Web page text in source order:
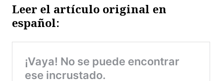
Leer el artículo original en
español: